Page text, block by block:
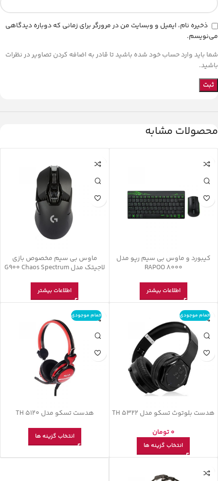
ذخیره نام، ایمیل و وبسایت من در مرورگر برای زمانی که دوباره دیدگاهی
می‌نویسم.
شما باید وارد حساب خود شده باشید تا قادر به اضافه کردن تصاویر در نظرات
باشید.
محصولات مشابه
کیبورد و ماوس بی سیم رپو مدل
RAPOO 8000
اطلاعات بیشتر
ماوس بی‌ سیم مخصوص بازی
لاجیتک مدل G900 Chaos Spectrum
اطلاعات بیشتر
اتمام موجودی
هدست بلوتوث تسکو مدل TH 5322
0تومان
انتخاب گزینه ها
اتمام موجودی
هدست تسکو مدل TH 5120
انتخاب گزینه ها